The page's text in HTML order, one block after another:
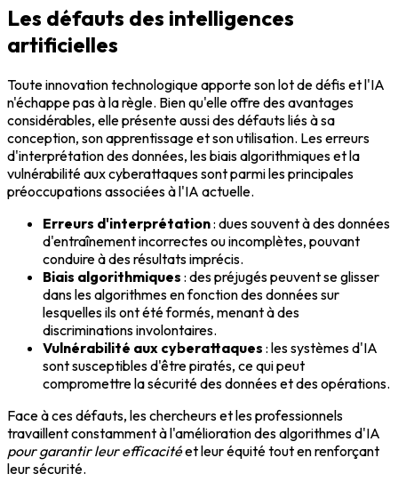
Les défauts des intelligences
artificielles
Toute innovation technologique apporte son lot de défis et l'IA
n'échappe pas à la règle. Bien qu'elle offre des avantages
considérables, elle présente aussi des défauts liés à sa
conception, son apprentissage et son utilisation. Les erreurs
d'interprétation des données, les biais algorithmiques et la
vulnérabilité aux cyberattaques sont parmi les principales
préoccupations associées à l'IA actuelle.
Erreurs d'interprétation: dues souvent à des données
d'entraînement incorrectes ou incomplètes, pouvant
conduire à des résultats imprécis.
Biais algorithmiques : des préjugés peuvent se glisser
dans les algorithmes en fonction des données sur
lesquelles ils ont été formés, menant à des
discriminations involontaires.
Vulnérabilité aux cyberattaques : les systèmes d'IA
sont susceptibles d'être piratés, ce qui peut
compromettre la sécurité des données et des opérations.
Face à ces défauts, les chercheurs et les professionnels
travaillent constamment à l'amélioration des algorithmes d'IA
pour garantir leur efficacitéet leur équité tout en renforçant
leur sécurité.